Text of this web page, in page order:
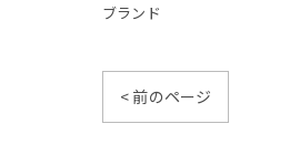
ブランド
< 前のページ